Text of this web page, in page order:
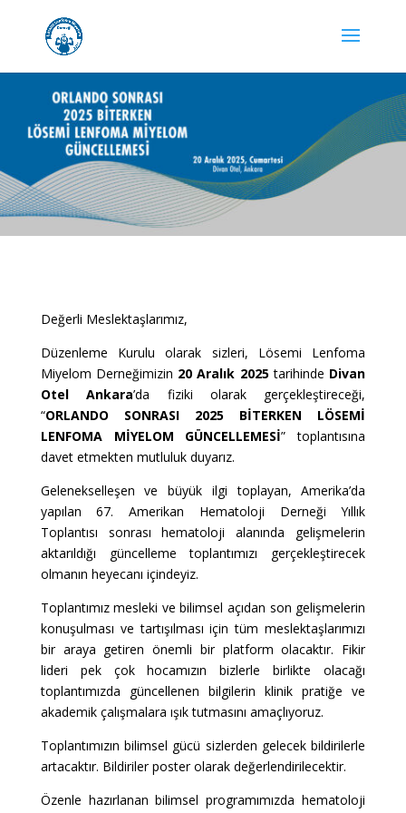
Değerli Meslektaşlarımız,
Düzenleme Kurulu olarak sizleri, Lösemi Lenfoma
Miyelom Derneğimizin 20 Aralık 2025tarihinde Divan
Otel Ankara’da fiziki olarak gerçekleştireceği,
“ORLANDO SONRASI 2025 BİTERKEN LÖSEMİ
LENFOMA MİYELOM GÜNCELLEMESİ” toplantısına
davet etmekten mutluluk duyarız.
Gelenekselleşen ve büyük ilgi toplayan, Amerika’da
yapılan 67. Amerikan Hematoloji Derneği Yıllık
Toplantısı sonrası hematoloji alanında gelişmelerin
aktarıldığı güncelleme toplantımızı gerçekleştirecek
olmanın heyecanı içindeyiz.
Toplantımız mesleki ve bilimsel açıdan son gelişmelerin
konuşulması ve tartışılması için tüm meslektaşlarımızı
bir araya getiren önemli bir platform olacaktır. Fikir
lideri pek çok hocamızın bizlerle birlikte olacağı
toplantımızda güncellenen bilgilerin klinik pratiğe ve
akademik çalışmalara ışık tutmasını amaçlıyoruz.
Toplantımızın bilimsel gücü sizlerden gelecek bildirilerle
artacaktır. Bildiriler poster olarak değerlendirilecektir.
Özenle hazırlanan bilimsel programımızda hematoloji